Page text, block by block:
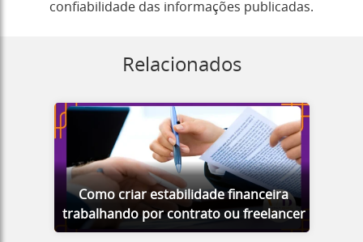
confiabilidade das informações publicadas.
Relacionados
Como criar estabilidade financeira
trabalhando por contrato ou freelancer